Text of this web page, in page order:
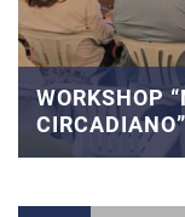
WORKSHOP